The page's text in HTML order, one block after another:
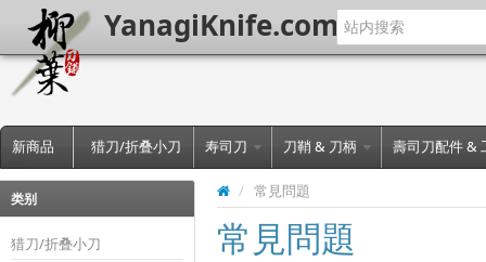
YanagiKnife.com
新商品 猎刀/折叠小刀 寿司刀 刀鞘 & 刀柄 壽司刀配件 &
类别
猎刀/折叠小刀
/ 常見問題
常見問題